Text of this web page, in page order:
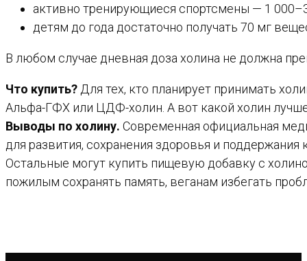
активно тренирующиеся спортсмены — 1
детям до года достаточно получать 70 мг
В любом случае дневная доза холина не должна
Что купить? Для тех, кто планирует принимать
Альфа-ГФХ или ЦДФ-холин. А вот какой холин
Выводы по холину. Современная официальная
для развития, сохранения здоровья и
Остальные могут купить пищевую добавку с
пожилым сохранять память, веганам избегать